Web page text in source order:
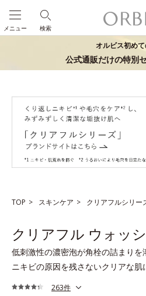
検索
メニュー
オルビス初め
公式通販だけの特別
TOP スキンケア クリアフルシリー
クリアフル ウォッ
低刺激性の濃密泡が角栓の詰まりを
ニキビの原因を残さないクリアな
263件